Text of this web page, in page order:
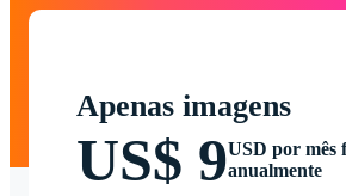
Apenas imagens
US$ 9USD por mês
anualmente